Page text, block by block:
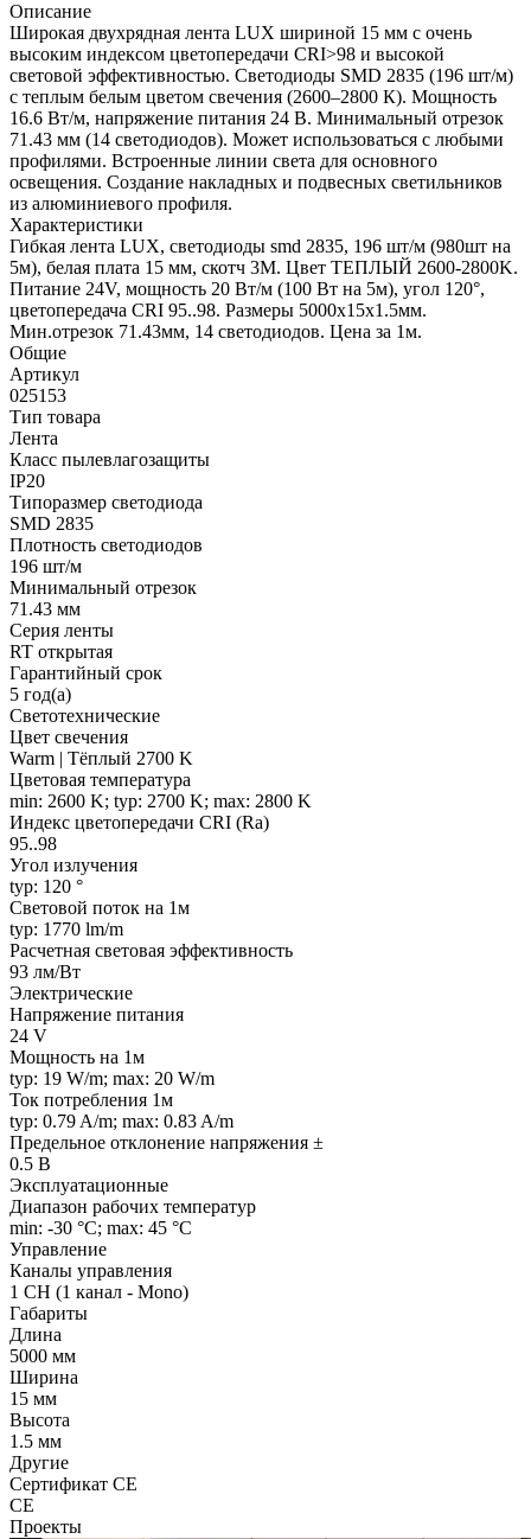
Описание
Широкая двухрядная лента LUX шириной 15 мм с очень
высоким индексом цветопередачи CRI>98 и высокой
световой эффективностью. Светодиоды SMD 2835 (196 шт/м)
с теплым белым цветом свечения (2600–2800 К). Мощность
16.6 Вт/м, напряжение питания 24 В. Минимальный отрезок
71.43 мм (14 светодиодов). Может использоваться с любыми
профилями. Встроенные линии света для основного
освещения. Создание накладных и подвесных светильников
из алюминиевого профиля.
Характеристики
Гибкая лента LUX, светодиоды smd 2835, 196 шт/м (980шт на
5м), белая плата 15 мм, скотч 3М. Цвет ТЕПЛЫЙ 2600-2800K.
Питание 24V, мощность 20 Вт/м (100 Вт на 5м), угол 120°,
цветопередача CRI 95..98. Размеры 5000х15x1.5мм.
Мин.отрезок 71.43мм, 14 светодиодов. Цена за 1м.
Общие
Артикул
025153
Тип товара
Лента
Класс пылевлагозащиты
IP20
Типоразмер светодиода
SMD 2835
Плотность светодиодов
196 шт/м
Минимальный отрезок
71.43 мм
Серия ленты
RT открытая
Гарантийный срок
5 год(а)
Светотехнические
Цвет свечения
Warm | Тёплый 2700 K
Цветовая температура
min: 2600 K; typ: 2700 K; max: 2800 K
Индекс цветопередачи CRI (Ra)
95..98
Угол излучения
typ: 120 °
Световой поток на 1м
typ: 1770 lm/m
Расчетная световая эффективность
93 лм/Вт
Электрические
Напряжение питания
24 V
Мощность на 1м
typ: 19 W/m; max: 20 W/m
Ток потребления 1м
typ: 0.79 A/m; max: 0.83 A/m
Предельное отклонение напряжения ±
0.5 В
Эксплуатационные
Диапазон рабочих температур
min: -30 °C; max: 45 °C
Управление
Каналы управления
1 CH (1 канал - Mono)
Габариты
Длина
5000 мм
Ширина
15 мм
Высота
1.5 мм
Другие
Сертификат CE
CE
Проекты